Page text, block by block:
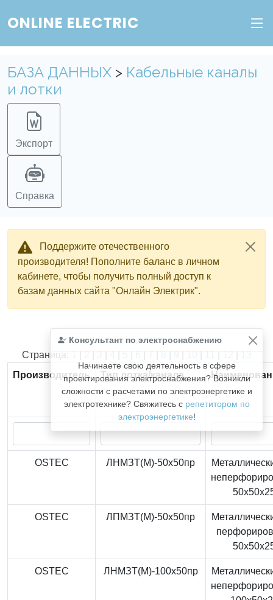
ONLINE ELECTRIC
БАЗА ДАННЫХ > Кабельные каналы
и лотки
Экспорт
Справка
Поддержите отечественного
производителя! Пополните баланс в личном
кабинете, чтобы получить полный доступ к
базам данных сайта "Онлайн Электрик".
Консультант по электроснабжению
Начинаете свою деятельность в сфере
проектирования электроснабжения? Возникли
сложности с расчетами по электроэнергетике и
электротехнике? Свяжитесь с репетитором по
электроэнергетике!
Найдено366из366записей.
Страница: 1 | 2 | 3 | 4 | 5 | 6 | 7 | 8 | 9 | 10 | 11 | 12 | 13
Производитель
Тип лотка/канала
OSTEC ЛНМЗТ(М)-50x50пр
OSTEC ЛПМЗТ(М)-50x50пр
OSTEC ЛНМЗТ(М)-100x50пр